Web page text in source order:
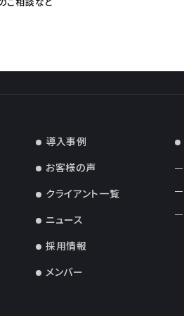
導入事例
お客様の声
クライアント一覧
ニュース
採用情報
メンバー